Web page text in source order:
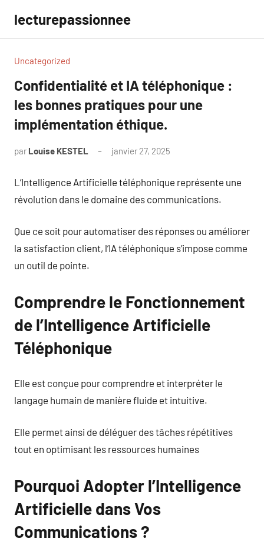
contenu
lecturepassionnee
Uncategorized
Confidentialité et IA téléphonique :
les bonnes pratiques pour une
implémentation éthique.
par Louise KESTEL janvier 27, 2025
L’Intelligence Artificielle téléphonique représente une
révolution dans le domaine des communications.
Que ce soit pour automatiser des réponses ou améliorer
la satisfaction client, l’IA téléphonique s’impose comme
un outil de pointe.
Comprendre le Fonctionnement
de l’Intelligence Artificielle
Téléphonique
Elle est conçue pour comprendre et interpréter le
langage humain de manière fluide et intuitive.
Elle permet ainsi de déléguer des tâches répétitives
tout en optimisant les ressources humaines
Pourquoi Adopter l’Intelligence
Artificielle dans Vos
Communications ?